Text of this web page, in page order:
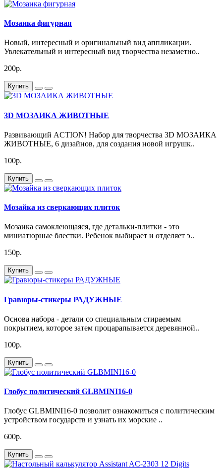
Мозаика фигурная
Новый, интересный и оригинальный вид аппликации.
Увлекательный и интересный вид творчества незаметно..
200р.
Купить
3D МОЗАИКА ЖИВОТНЫЕ
Развивающий ACTION! Набор для творчества 3D МОЗАИКА
ЖИВОТНЫЕ, 6 дизайнов, для создания новой игрушк..
100р.
Купить
Мозайка из сверкающих плиток
Мозаика самоклеющаяся, где детальки-плитки - это
миниатюрные блестки. Ребенок выбирает и отделяет э..
150р.
Купить
Гравюры-стикеры РАДУЖНЫЕ
Основа набора - детали со специальным стираемым
покрытием, которое затем процарапывается деревянной..
100р.
Купить
Глобус политический GLBMINI16-0
Глобус GLBMINI16-0 позволит ознакомиться с политическим
устройством государств и узнать их морские ..
600р.
Купить